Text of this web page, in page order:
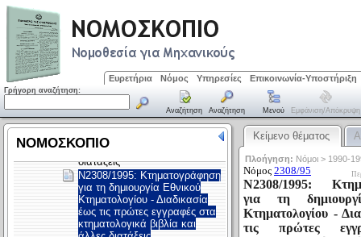
Ευρετήρια Νόμος Υπηρεσίες Επικοινωνία-Υποστήριξη
Γρήγορη αναζήτηση:
Αναζήτηση Αναζήτηση Μενού Εμφάνιση/απόκρυψη
Κείμενο θέματος